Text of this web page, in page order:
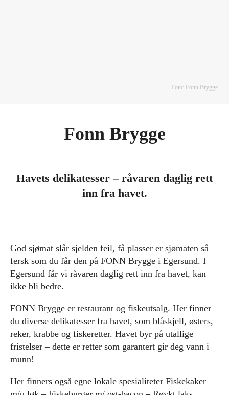
Foto: Fonn Brygge
Fonn Brygge
Havets delikatesser – råvaren daglig rett
inn fra havet.
God sjømat slår sjelden feil, få plasser er sjømaten så
fersk som du får den på FONN Brygge i Egersund. I
Egersund får vi råvaren daglig rett inn fra havet, kan
ikke bli bedre.
FONN Brygge er restaurant og fiskeutsalg. Her finner
du diverse delikatesser fra havet, som blåskjell, østers,
reker, krabbe og fiskeretter. Havet byr på utallige
fristelser – dette er retter som garantert gir deg vann i
munn!
Her finners også egne lokale spesialiteter Fiskekaker